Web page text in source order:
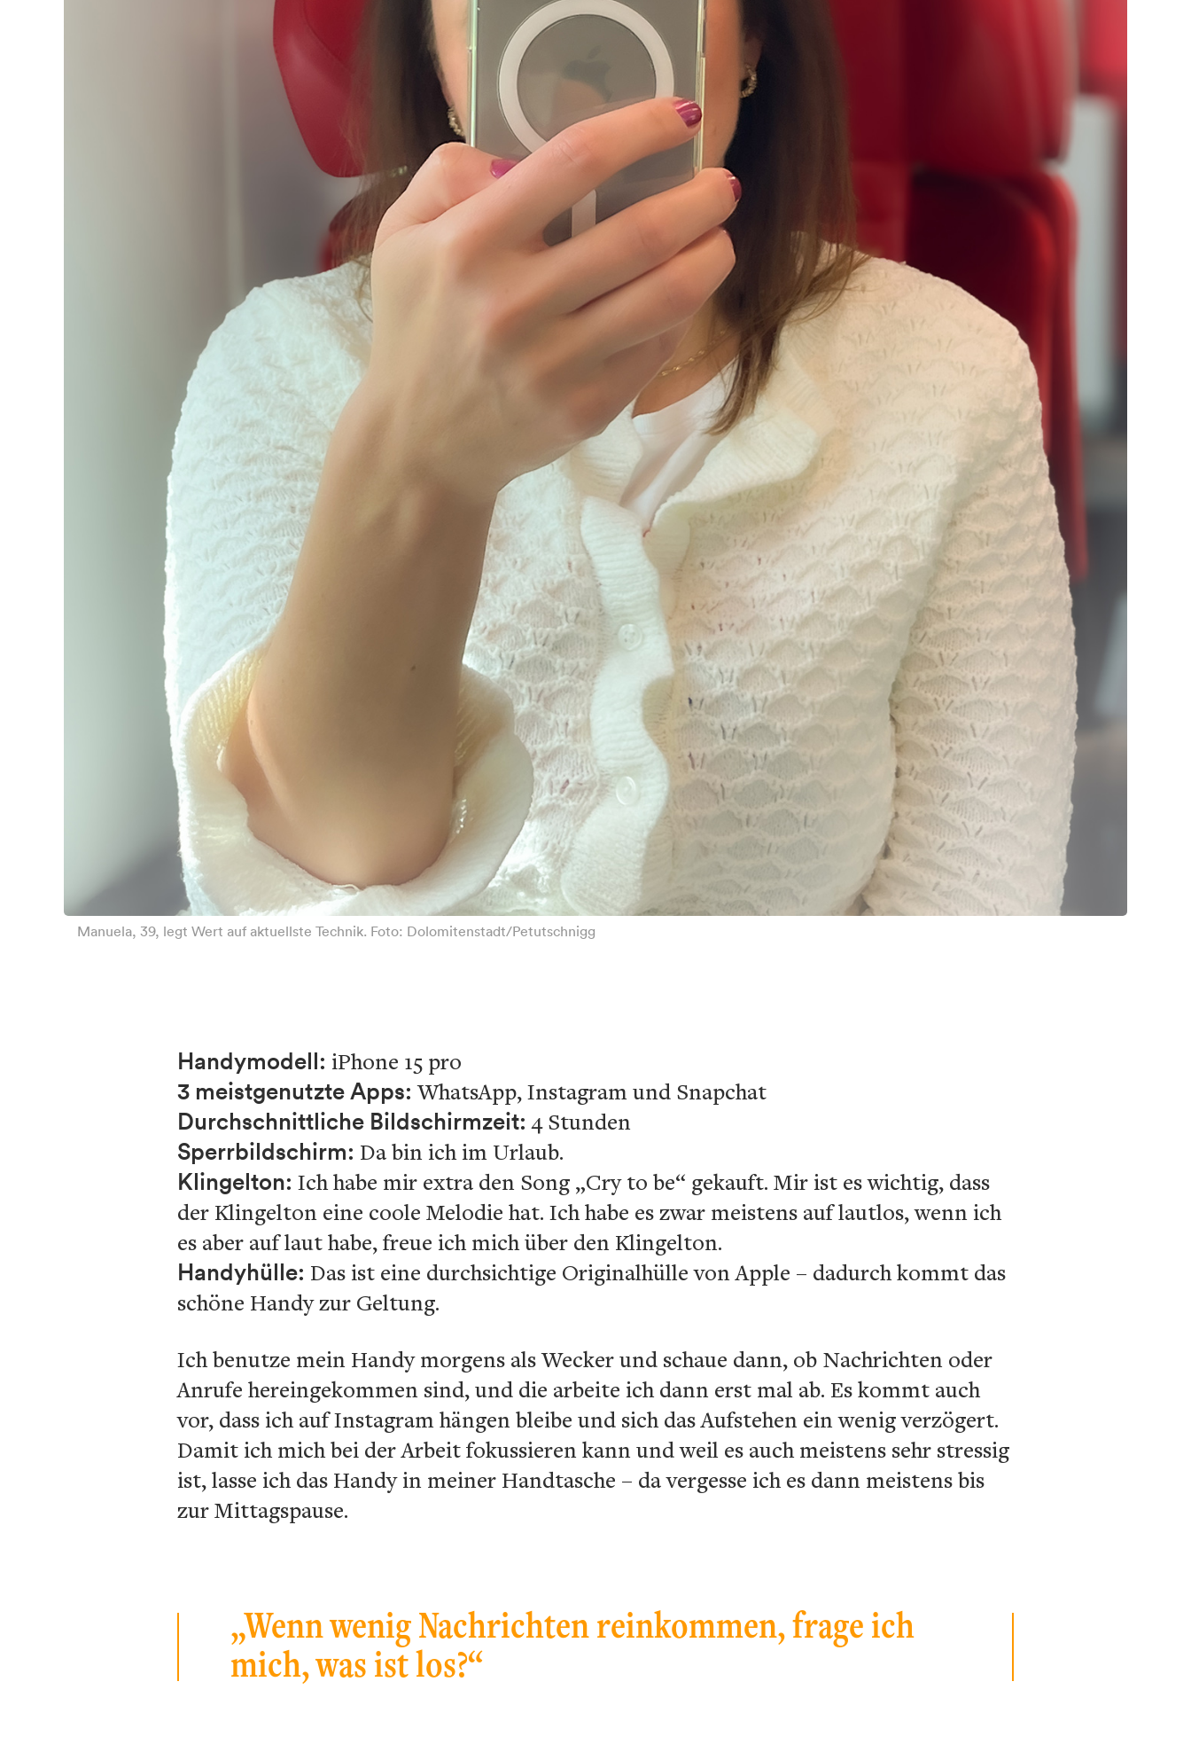
Manuela, 39, legt Wert auf aktuellste Technik. Foto: Dolomitenstadt/Petutschnigg
Handymodell: iPhone 15 pro
3 meistgenutzte Apps:WhatsApp, Instagram und Snapchat
Durchschnittliche Bildschirmzeit:4 Stunden
Sperrbildschirm: Da bin ich im Urlaub.
Klingelton: Ich habe mir extra den Song „Cry to be“ gekauft. Mir ist es wichtig, dass
der Klingelton eine coole Melodie hat. Ich habe es zwar meistens auf lautlos, wenn ich
es aber auf laut habe, freue ich mich über den Klingelton.
Handyhülle: Das ist eine durchsichtige Originalhülle von Apple – dadurch kommt das
schöne Handy zur Geltung.
Ich benutze mein Handy morgens als Wecker und schaue dann, ob Nachrichten oder
Anrufe hereingekommen sind, und die arbeite ich dann erst mal ab. Es kommt auch
vor, dass ich auf Instagram hängen bleibe und sich das Aufstehen ein wenig verzögert.
Damit ich mich bei der Arbeit fokussieren kann und weil es auch meistens sehr stressig
ist, lasse ich das Handy in meiner Handtasche – da vergesse ich es dann meistens bis
zur Mittagspause.
„Wenn wenig Nachrichten reinkommen, frage ich
mich, was ist los?“